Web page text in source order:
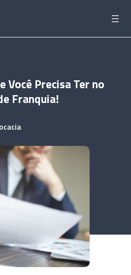
Você Precisa Ter no
Franquia!